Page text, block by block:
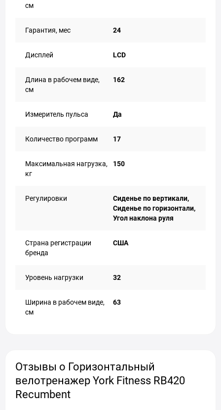
см
Гарантия, мес 24
Дисплей LCD
Длина в рабочем виде,
см
162
Измеритель пульса Да
Количество программ 17
Максимальная нагрузка,
кг
150
Регулировки
Сиденье по вертикали,
Сиденье по горизонтали,
Угол наклона руля
Страна регистрации
бренда
США
Уровень нагрузки 32
Ширина в рабочем виде,
см
63
Отзывы о Горизонтальный
велотренажер York Fitness RB420
Recumbent